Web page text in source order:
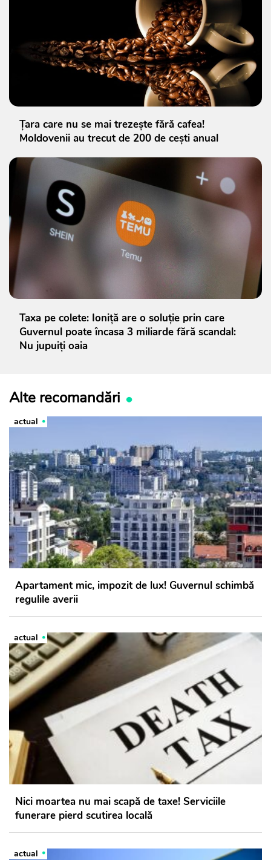
Țara care nu se mai trezește fără cafea!
Moldovenii au trecut de 200 de cești anual
Taxa pe colete: Ioniță are o soluție prin care
Guvernul poate încasa 3 miliarde fără scandal:
Nu jupuiți oaia
Alte recomandări
actual
Apartament mic, impozit de lux! Guvernul schimbă
regulile averii
actual
Nici moartea nu mai scapă de taxe! Serviciile
funerare pierd scutirea locală
actual